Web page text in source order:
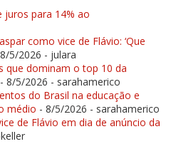
juros para 14% ao
como vice de Flávio: ‘Que
5/2026 - julara
que dominam o top 10 da
- 8/5/2026 - sarahamerico
do Brasil na educação e
médio - 8/5/2026 - sarahamerico
de Flávio em dia de anúncio da